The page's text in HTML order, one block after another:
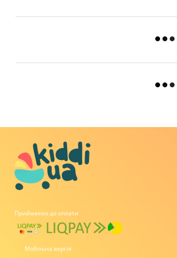
Приймаємо до оплати
Мобільна версія